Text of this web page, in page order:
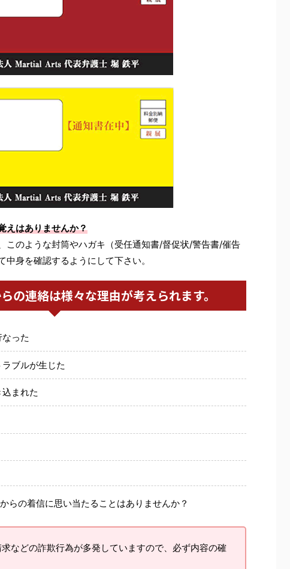
えはありませんか？
このような封筒やハガキ（受任通知書/督促状/警告書/催告
身を確認するようにして下さい。
の連絡は様々な理由が考えられます。
った
ブルが生じた
まれた
からの着信に思い当たることはありませんか？
などの詐欺行為が多発していますので、必ず内容の確